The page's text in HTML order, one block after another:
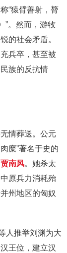
“猿臂善射，膂
”。然而，游牧
的社会矛盾。
兵卒，甚至被
族的反抗情
情葬送。公元
糜”著名于史的
贾南风。她杀太
原兵力消耗殆
州地区的匈奴
人推举刘渊为大
王位，建立汉